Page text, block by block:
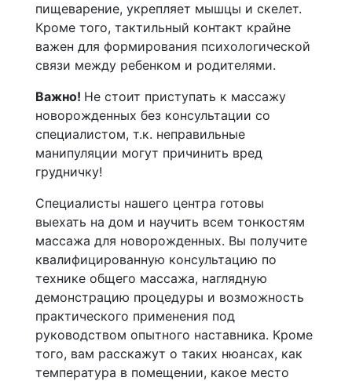
пищеварение, укрепляет мышцы и скелет.
Кроме того, тактильный контакт крайне
важен для формирования психологической
связи между ребенком и родителями.
Важно! Не стоит приступать к массажу
новорожденных без консультации со
специалистом, т.к. неправильные
манипуляции могут причинить вред
грудничку!
Специалисты нашего центра готовы
выехать на дом и научить всем тонкостям
массажа для новорожденных. Вы получите
квалифицированную консультацию по
технике общего массажа, наглядную
демонстрацию процедуры и возможность
практического применения под
руководством опытного наставника. Кроме
того, вам расскажут о таких нюансах, как
температура в помещении, какое место